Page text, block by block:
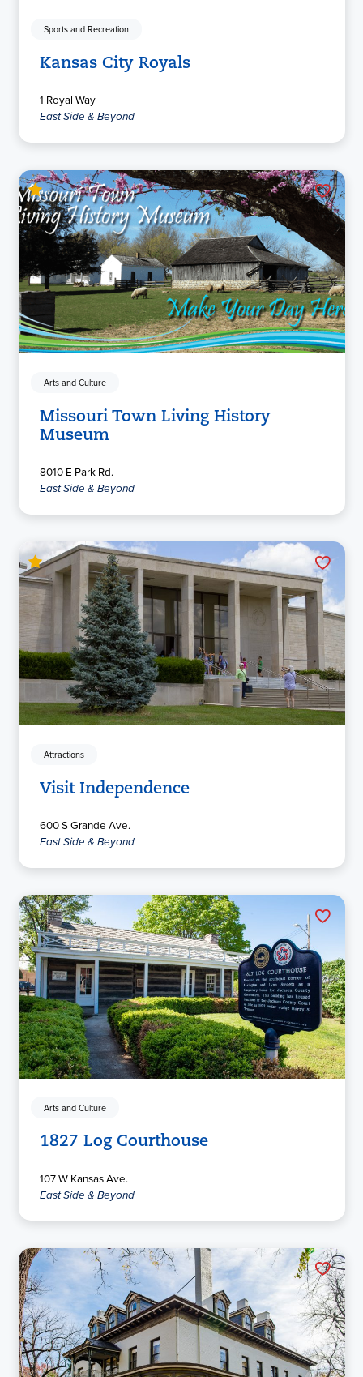
Sports and Recreation
Kansas City Royals
1 Royal Way
East Side & Beyond
Arts and Culture
Missouri Town Living History
Museum
8010 E Park Rd.
East Side & Beyond
Attractions
Visit Independence
600 S Grande Ave.
East Side & Beyond
Arts and Culture
1827 Log Courthouse
107 W Kansas Ave.
East Side & Beyond